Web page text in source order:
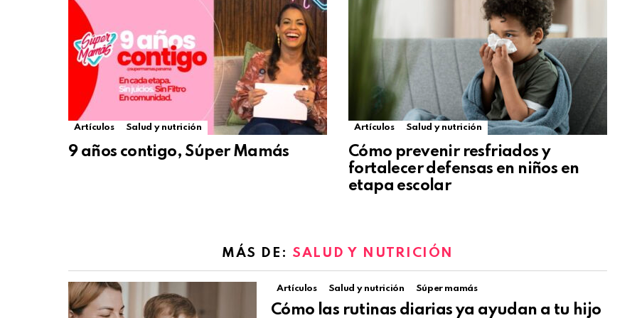
Artículos Salud y nutrición
9 años contigo, Súper Mamás
Artículos Salud y nutrición
Cómo prevenir resfriados y
fortalecer defensas en niños en
etapa escolar
MÁS DE: SALUD Y NUTRICIÓN
Artículos Salud y nutrición Súper mamás
Cómo las rutinas diarias ya ayudan a tu hijo